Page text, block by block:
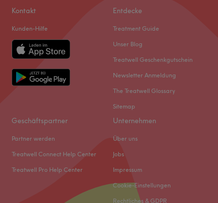
Kontakt
Kunden-Hilfe
Entdecke
Treatment Guide
Unser Blog
Treatwell Geschenkgutschein
Newsletter Anmeldung
The Treatwell Glossary
Sitemap
Geschäftspartner
Partner werden
Treatwell Connect Help Center
Treatwell Pro Help Center
Unternehmen
Über uns
Jobs
Impressum
Cookie-Einstellungen
Rechtliches & GDPR